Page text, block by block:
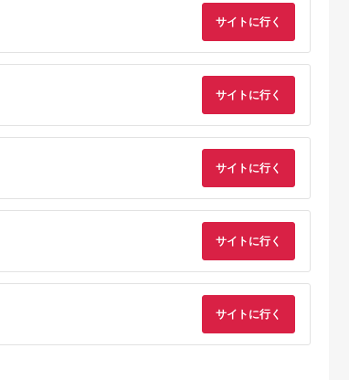
出典：ふるさとチョイ
ス
き焼き等全2回＜酒仙
5.0
出典：楽天ふるさと
新潟県 阿賀野市
ぶた肉 肉 お肉 国産
寄付金額:
サイトに行く
サイトに行く
サイトに行く
サイトに行く
サイトに行く